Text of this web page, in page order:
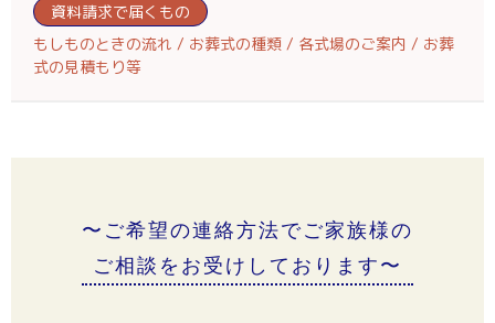
資料請求で届くもの
もしものときの流れ / お葬式の種類 / 各式場のご案内 / お葬
式の見積もり等
〜ご希望の連絡方法でご家族様の
ご相談をお受けしております〜